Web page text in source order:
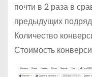
почти в 2 раза в
предыдущих
Количество
Стоимость